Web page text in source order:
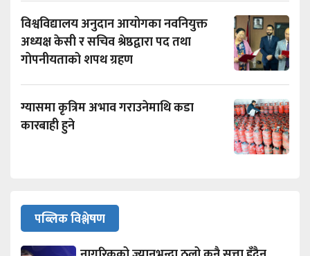
विश्वविद्यालय अनुदान आयोगका नवनियुक्त
अध्यक्ष केसी र सचिव श्रेष्ठद्वारा पद तथा
गोपनीयताको शपथ ग्रहण
ग्यासमा कृत्रिम अभाव गराउनेमाथि कडा
कारबाही हुने
पब्लिक विश्लेषण